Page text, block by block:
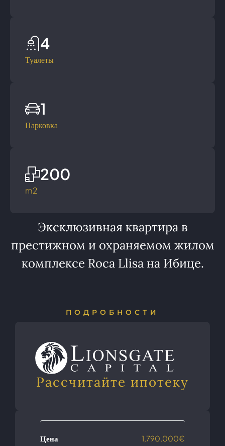
Эксклюзивная квартира в
престижном и охраняемом жилом
комплексе Roca Llisa на Ибице.
Туалеты
4
Парковка
1
m2
200
ПОДРОБНОСТИ
Рассчитайте ипотеку
Цена 1,790,000€